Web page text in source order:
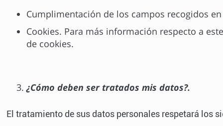
Cumplimentación de los campos recogidos
Cookies. Para más información respecto a
de cookies.
¿Cómo deben ser tratados mis datos?.
El tratamiento de sus datos personales respetará los